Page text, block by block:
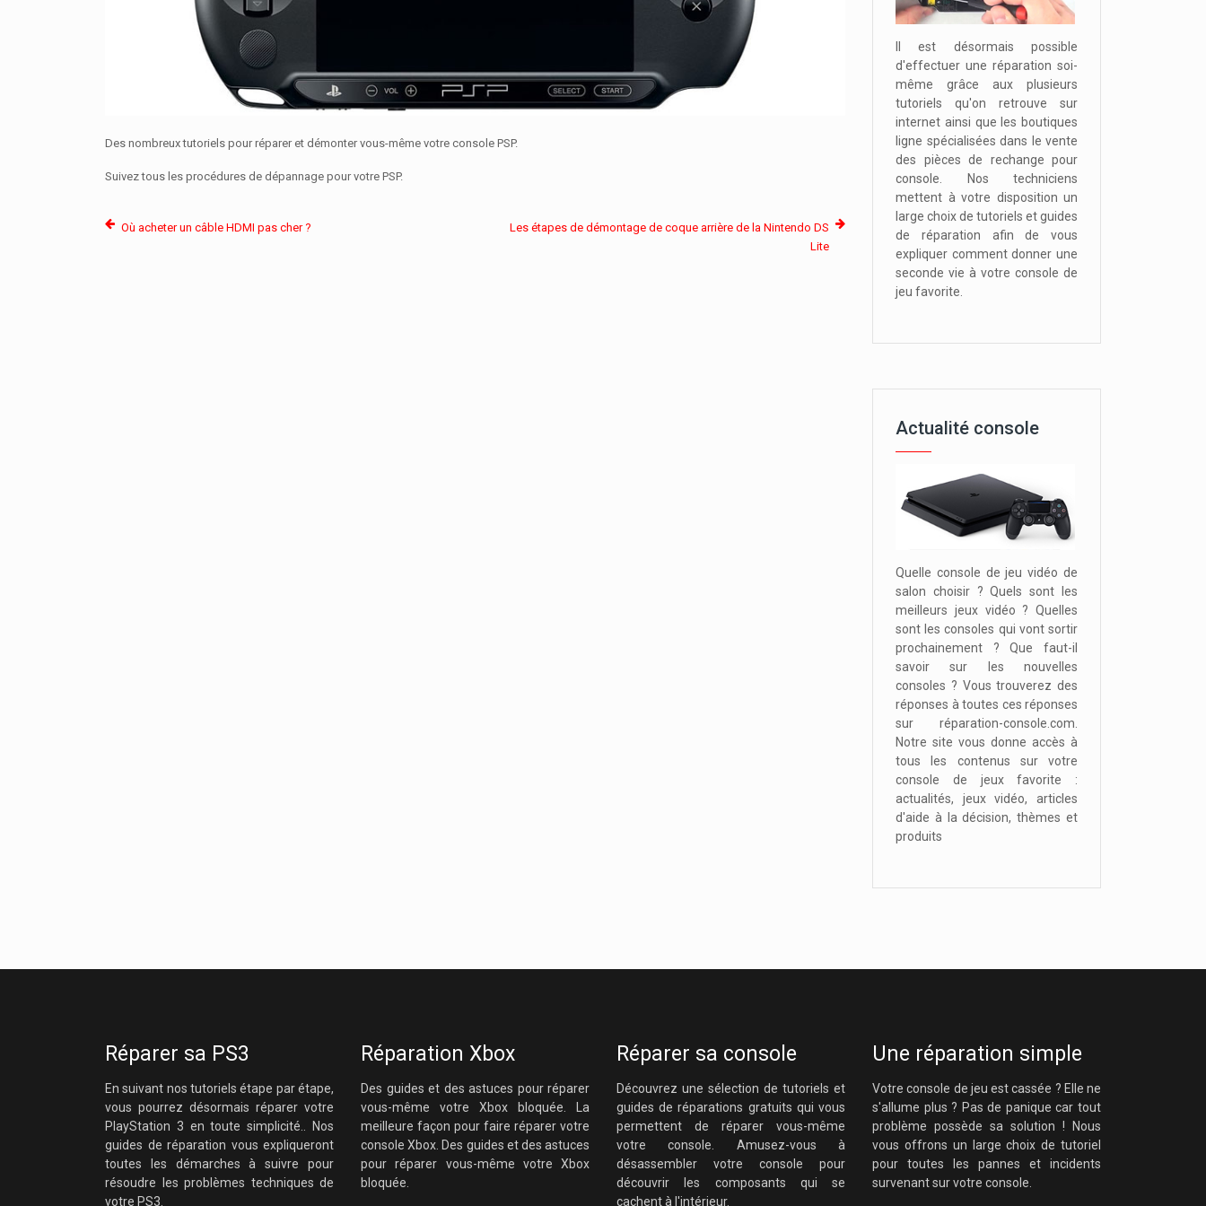
Des nombreux tutoriels pour réparer et démonter vous-même votre console PSP.
Suivez tous les procédures de dépannage pour votre PSP.
Où acheter un câble HDMI pas cher ?
Les étapes de démontage de coque arrière de la Nintendo DS
Lite
Il est désormais possible
d'effectuer une réparation soi-
même grâce aux plusieurs
tutoriels qu'on retrouve sur
internet ainsi que les boutiques
ligne spécialisées dans le vente
des pièces de rechange pour
console. Nos techniciens
mettent à votre disposition un
large choix de tutoriels et guides
de réparation afin de vous
expliquer comment donner une
seconde vie à votre console de
jeu favorite.
Actualité console
Quelle console de jeu vidéo de
salon choisir ? Quels sont les
meilleurs jeux vidéo ? Quelles
sont les consoles qui vont sortir
prochainement ? Que faut-il
savoir sur les nouvelles
consoles ? Vous trouverez des
réponses à toutes ces réponses
sur réparation-console.com.
Notre site vous donne accès à
tous les contenus sur votre
console de jeux favorite :
actualités, jeux vidéo, articles
d'aide à la décision, thèmes et
produits
Réparer sa PS3
En suivant nos tutoriels étape par étape,
vous pourrez désormais réparer votre
PlayStation 3 en toute simplicité.. Nos
guides de réparation vous expliqueront
toutes les démarches à suivre pour
résoudre les problèmes techniques de
votre PS3.
Réparation Xbox
Des guides et des astuces pour réparer
vous-même votre Xbox bloquée. La
meilleure façon pour faire réparer votre
console Xbox. Des guides et des astuces
pour réparer vous-même votre Xbox
bloquée.
Réparer sa console
Découvrez une sélection de tutoriels et
guides de réparations gratuits qui vous
permettent de réparer vous-même
votre console. Amusez-vous à
désassembler votre console pour
découvrir les composants qui se
cachent à l'intérieur.
Une réparation simple
Votre console de jeu est cassée ? Elle ne
s'allume plus ? Pas de panique car tout
problème possède sa solution ! Nous
vous offrons un large choix de tutoriel
pour toutes les pannes et incidents
survenant sur votre console.